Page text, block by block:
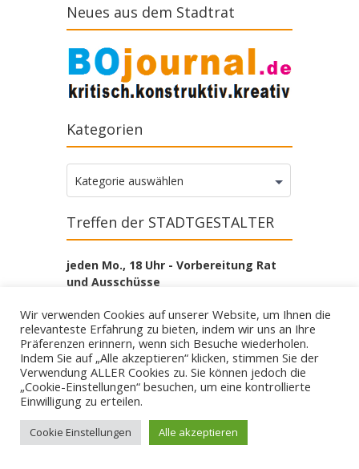
Neues aus dem Stadtrat
Kategorien
Kategorien
Kategorie auswählen
Treffen der STADTGESTALTER
jeden Mo., 18 Uhr - Vorbereitung Rat
und Ausschüsse
jeden Do., 18 Uhr - Denkfabrik der
Gruppe
Historisches Rathaus Räume 058/059
1. Di. im Monat, 19 Uhr -
Zusammensein
Absinth, Rottstraße 24
Wir verwenden Cookies auf unserer Website, um Ihnen die
relevanteste Erfahrung zu bieten, indem wir uns an Ihre
Präferenzen erinnern, wenn sich Besuche wiederholen.
Indem Sie auf „Alle akzeptieren“ klicken, stimmen Sie der
Verwendung ALLER Cookies zu. Sie können jedoch die
„Cookie-Einstellungen“ besuchen, um eine kontrollierte
Einwilligung zu erteilen.
Cookie Einstellungen Alle akzeptieren